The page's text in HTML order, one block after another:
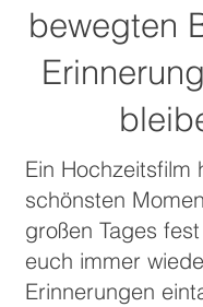
bewegten
Ein Hochzeitsfilm
schönsten
großen Tages
euch immer
Erinnerungen